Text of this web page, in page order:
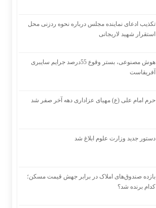
تکذیب ادعای نماینده مجلس درباره نحوه ردزنی محل
استقرار شهید لاریجانی
هوش مصنوعی، بستر وقوع 55درصد جرایم سایبری
آفریقاست
حرم امام علی (ع) مهیای عزاداری دهه آخر صفر شد
دستور جدید وزارت علوم ابلاغ شد
بازده صندوق‌های املاک در برابر جهش قیمت مسکن؛
کدام برنده شد؟